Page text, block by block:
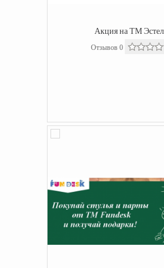
Акция на ТМ
Отзывов 0